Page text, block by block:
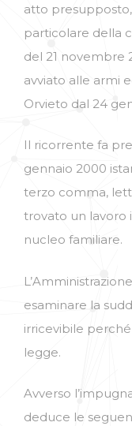
atto
particolare della
del 21 novembre
avviato alle armi
Orvieto dal 24
Il ricorrente fa
gennaio 2000
terzo comma,
trovato un lavoro
nucleo familiare.
esaminare la
irricevibile
legge.
Avverso
deduce le